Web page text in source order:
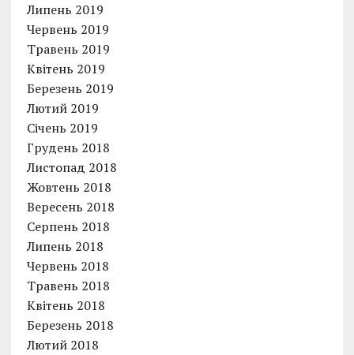
Липень 2019
Червень 2019
Травень 2019
Квітень 2019
Березень 2019
Лютий 2019
Січень 2019
Грудень 2018
Листопад 2018
Жовтень 2018
Вересень 2018
Серпень 2018
Липень 2018
Червень 2018
Травень 2018
Квітень 2018
Березень 2018
Лютий 2018